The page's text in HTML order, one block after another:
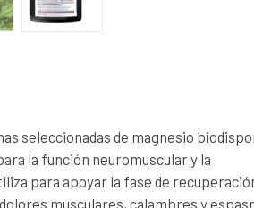
seleccionadas de magnesio
la función neuromuscular y la
para apoyar la fase de
musculares, calambres y